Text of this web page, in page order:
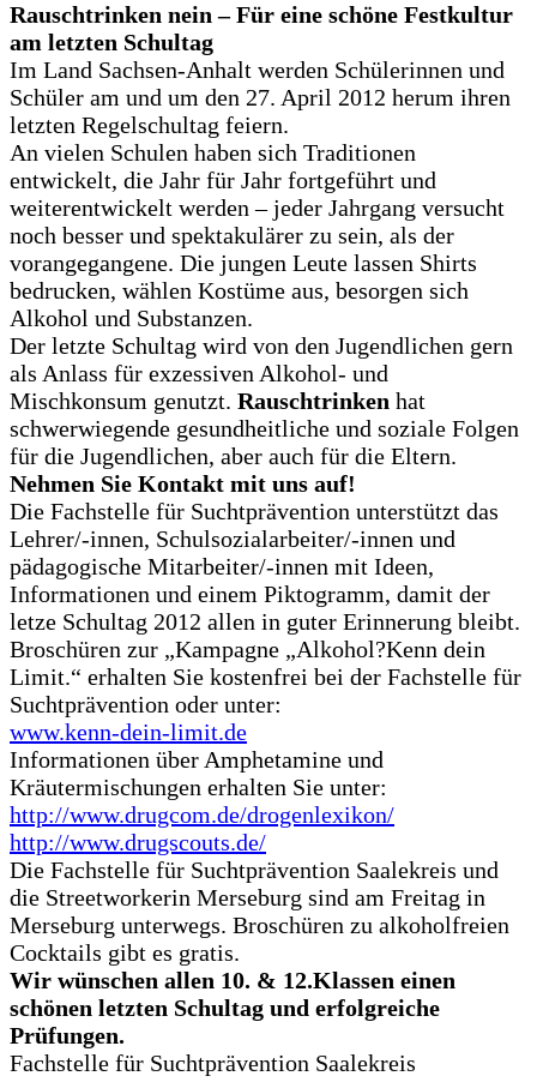
Rauschtrinken nein – Für eine schöne Festkultur
am letzten Schultag
Im Land Sachsen-Anhalt werden Schülerinnen und
Schüler am und um den 27. April 2012 herum ihren
letzten Regelschultag feiern.
An vielen Schulen haben sich Traditionen
entwickelt, die Jahr für Jahr fortgeführt und
weiterentwickelt werden – jeder Jahrgang versucht
noch besser und spektakulärer zu sein, als der
vorangegangene. Die jungen Leute lassen Shirts
bedrucken, wählen Kostüme aus, besorgen sich
Alkohol und Substanzen.
Der letzte Schultag wird von den Jugendlichen gern
als Anlass für exzessiven Alkohol- und
Mischkonsum genutzt. Rauschtrinken hat
schwerwiegende gesundheitliche und soziale Folgen
für die Jugendlichen, aber auch für die Eltern.
Nehmen Sie Kontakt mit uns auf!
Die Fachstelle für Suchtprävention unterstützt das
Lehrer/-innen, Schulsozialarbeiter/-innen und
pädagogische Mitarbeiter/-innen mit Ideen,
Informationen und einem Piktogramm, damit der
letze Schultag 2012 allen in guter Erinnerung bleibt.
Broschüren zur „Kampagne „Alkohol?Kenn dein
Limit.“ erhalten Sie kostenfrei bei der Fachstelle für
Suchtprävention oder unter:
www.kenn-dein-limit.de
Informationen über Amphetamine und
Kräutermischungen erhalten Sie unter:
http://www.drugcom.de/drogenlexikon/
http://www.drugscouts.de/
Die Fachstelle für Suchtprävention Saalekreis und
die Streetworkerin Merseburg sind am Freitag in
Merseburg unterwegs. Broschüren zu alkoholfreien
Cocktails gibt es gratis.
Wir wünschen allen 10. & 12.Klassen einen
schönen letzten Schultag und erfolgreiche
Prüfungen.
Fachstelle für Suchtprävention Saalekreis